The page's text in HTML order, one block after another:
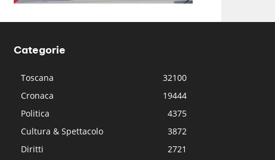
Categorie
Toscana
32100
Cronaca
19444
Politica
4375
Cultura & Spettacolo
3872
Diritti
2721